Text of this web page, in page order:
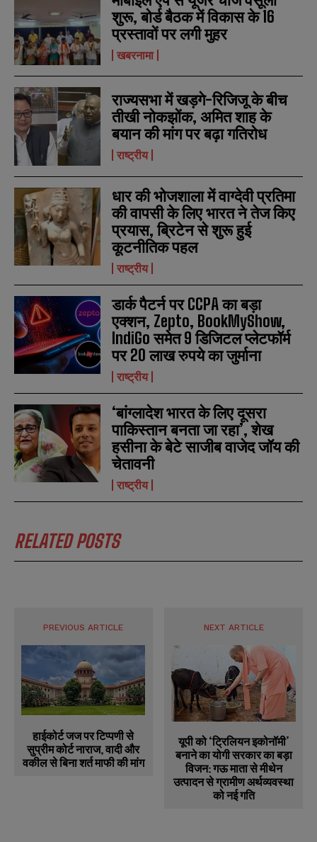
a
m
e
*
E
m
a
i
*
N
u
b
e
r
s
SUBMIT
a
m
e
*
E
m
a
i
*
N
u
b
e
r
s
SUBMIT
शुरू, बोर्ड बैठक में विकास के 16
प्रस्तावों पर लगी मुहर
खबरनामा
राज्यसभा में खड़गे-रिजिजू के बीच
तीखी नोकझोंक, अमित शाह के
बयान की मांग पर बढ़ा गतिरोध
राष्ट्रीय
धार की भोजशाला में वाग्देवी प्रतिमा
की वापसी के लिए भारत ने तेज किए
प्रयास, ब्रिटेन से शुरू हुई
कूटनीतिक पहल
राष्ट्रीय
डार्क पैटर्न पर CCPA का बड़ा
एक्शन, Zepto, BookMyShow,
IndiGo समेत 9 डिजिटल प्लेटफॉर्म
पर 20 लाख रुपये का जुर्माना
राष्ट्रीय
‘बांग्लादेश भारत के लिए दूसरा
पाकिस्तान बनता जा रहा’, शेख
हसीना के बेटे साजीब वाजेद जॉय की
चेतावनी
राष्ट्रीय
RELATED POSTS
PREVIOUS ARTICLE
हाईकोर्ट जज पर टिप्पणी से
सुप्रीम कोर्ट नाराज, वादी और
वकील से बिना शर्त माफी की मांग
NEXT ARTICLE
यूपी को ‘ट्रिलियन इकोनॉमी’
बनाने का योगी सरकार का बड़ा
विजन: गऊ माता से मीथेन
उत्पादन से ग्रामीण अर्थव्यवस्था
को नई गति